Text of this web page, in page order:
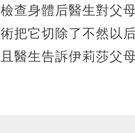
檢查身體后醫生對父
術把它切除了不然以
且醫生告訴伊莉莎父